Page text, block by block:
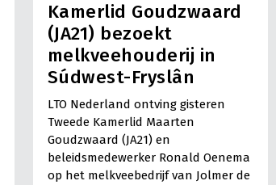
Kamerlid Goudzwaard
(JA21) bezoekt
melkveehouderij in
Súdwest-Fryslân
LTO Nederland ontving gisteren
Tweede Kamerlid Maarten
Goudzwaard (JA21) en
beleidsmedewerker Ronald Oenema
op het melkveebedrijf van Jolmer de